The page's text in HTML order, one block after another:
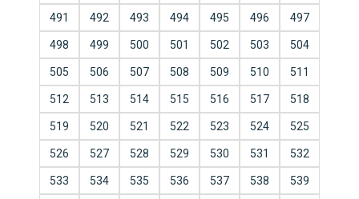
491 492 493 494 495 496 497
498 499 500 501 502 503 504
505 506 507 508 509 510 511
512 513 514 515 516 517 518
519 520 521 522 523 524 525
526 527 528 529 530 531 532
533 534 535 536 537 538 539